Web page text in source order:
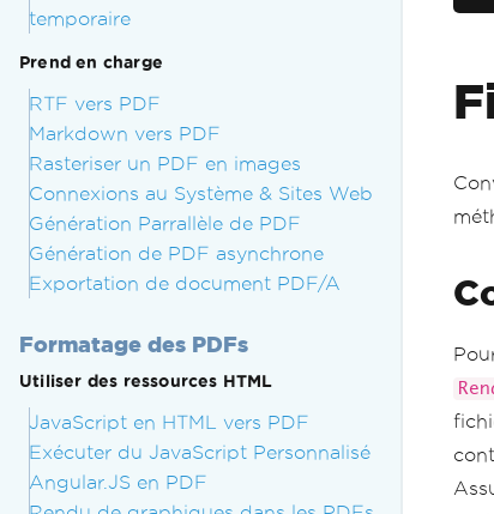
temporaire
Prend en charge
RTF vers PDF
Markdown vers PDF
Rasteriser un PDF en images
Connexions au Système & Sites Web
Génération Parrallèle de PDF
Génération de PDF asynchrone
Exportation de document PDF/A
Formatage des PDFs
Utiliser des ressources HTML
JavaScript en HTML vers PDF
Exécuter du JavaScript Personnalisé
Angular.JS en PDF